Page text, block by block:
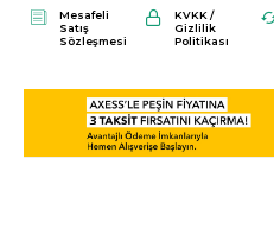
Mesafeli
Satış
Sözleşmesi
KVKK /
Gizlilik
Politikası